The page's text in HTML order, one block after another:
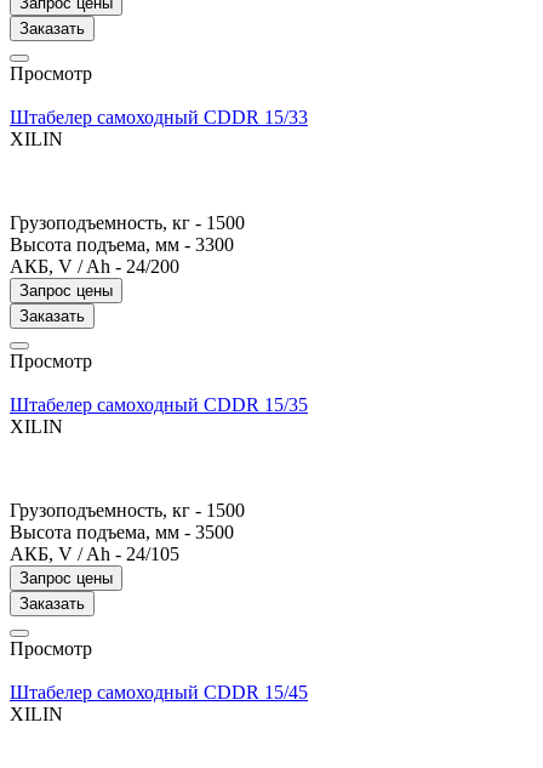
Заказать
Просмотр
Штабелер самоходный CDDR 15/33
XILIN
Грузоподъемность, кг - 1500
Высота подъема, мм - 3300
АКБ, V / Ah - 24/200
Запрос цены
Заказать
Просмотр
Штабелер самоходный CDDR 15/35
XILIN
Грузоподъемность, кг - 1500
Высота подъема, мм - 3500
АКБ, V / Ah - 24/105
Запрос цены
Заказать
Просмотр
Штабелер самоходный CDDR 15/45
XILIN